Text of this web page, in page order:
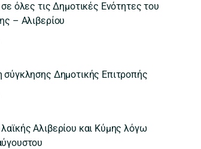
όλες τις Δημοτικές Ενότητες του
– Αλιβερίου
Δημοτικής Επιτροπής
Αλιβερίου και Κύμης λόγω